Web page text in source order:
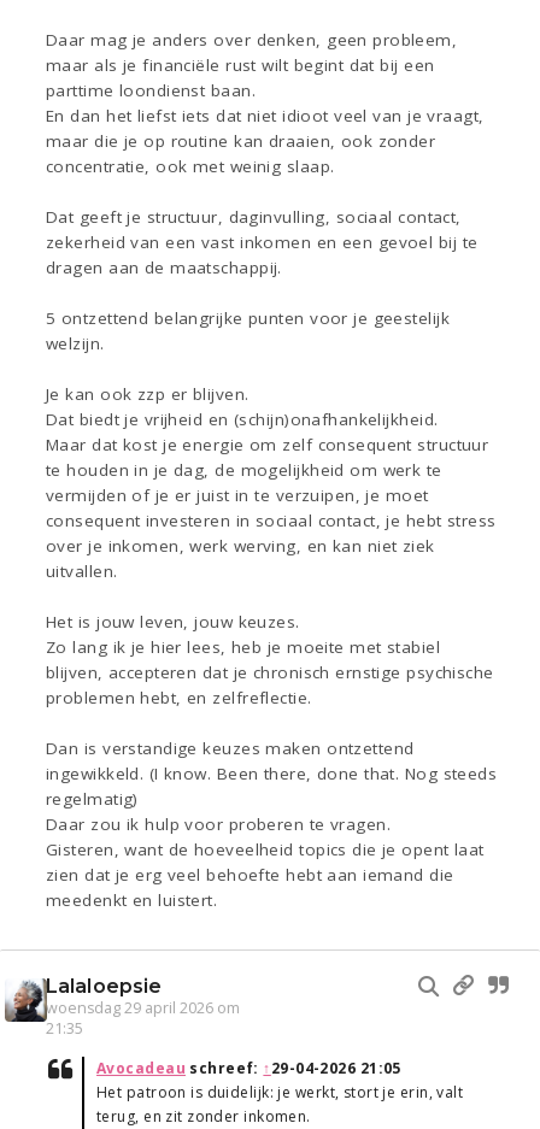
Daar mag je anders over denken, geen probleem,
maar als je financiële rust wilt begint dat bij een
parttime loondienst baan.
En dan het liefst iets dat niet idioot veel van je vraagt,
maar die je op routine kan draaien, ook zonder
concentratie, ook met weinig slaap.
Dat geeft je structuur, daginvulling, sociaal contact,
zekerheid van een vast inkomen en een gevoel bij te
dragen aan de maatschappij.
5 ontzettend belangrijke punten voor je geestelijk
welzijn.
Je kan ook zzp er blijven.
Dat biedt je vrijheid en (schijn)onafhankelijkheid.
Maar dat kost je energie om zelf consequent structuur
te houden in je dag, de mogelijkheid om werk te
vermijden of je er juist in te verzuipen, je moet
consequent investeren in sociaal contact, je hebt stress
over je inkomen, werk werving, en kan niet ziek
uitvallen.
Het is jouw leven, jouw keuzes.
Zo lang ik je hier lees, heb je moeite met stabiel
blijven, accepteren dat je chronisch ernstige psychische
problemen hebt, en zelfreflectie.
Dan is verstandige keuzes maken ontzettend
ingewikkeld. (I know. Been there, done that. Nog steeds
regelmatig)
Daar zou ik hulp voor proberen te vragen.
Gisteren, want de hoeveelheid topics die je opent laat
zien dat je erg veel behoefte hebt aan iemand die
meedenkt en luistert.
Lalaloepsie
woensdag 29 april 2026 om
21:35
Avocadeau schreef: ↑29-04-2026 21:05
Het patroon is duidelijk: je werkt, stort je erin, valt
terug, en zit zonder inkomen.